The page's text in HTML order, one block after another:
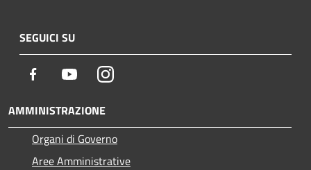
SEGUICI SU
Facebook YoutubeInstagram
AMMINISTRAZIONE
Organi di Governo
Aree Amministrative